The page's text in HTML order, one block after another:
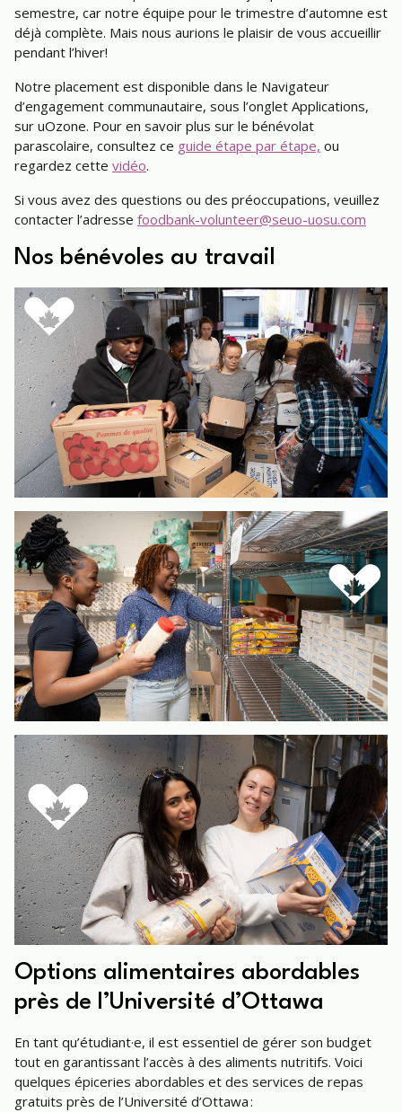
semestre, car notre équipe pour le trimestre d’automne est
déjà complète. Mais nous aurions le plaisir de vous accueillir
pendant l’hiver!
Notre placement est disponible dans le Navigateur
d’engagement communautaire, sous l’onglet Applications,
sur uOzone. Pour en savoir plus sur le bénévolat
parascolaire, consultez ce guide étape par étape, ou
regardez cette vidéo.
Si vous avez des questions ou des préoccupations, veuillez
contacter l’adresse foodbank-volunteer@seuo-uosu.com
Nos bénévoles au travail
Options alimentaires abordables
près de l’Université d’Ottawa
En tant qu’étudiant·e, il est essentiel de gérer son budget
tout en garantissant l’accès à des aliments nutritifs. Voici
quelques épiceries abordables et des services de repas
gratuits près de l’Université d’Ottawa :